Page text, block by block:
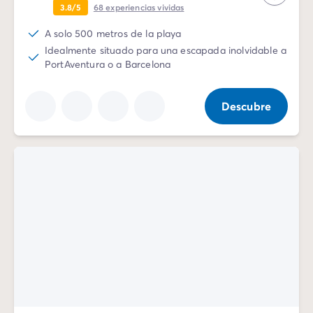
Vive la experiencia
La Experiencia Homair
Servicios & info práctica
Servicios a la carta
3.8/5 68experiencias vividas
A solo 500 metros de la playa
Idealmente situado para una escapada inolvidable a
PortAventura o a Barcelona
Descubre